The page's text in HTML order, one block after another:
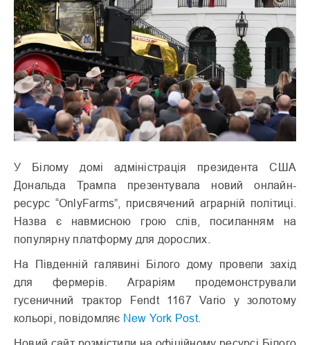
У Білому домі адміністрація президента США
Дональда Трампа презентувала новий онлайн-
ресурс “OnlyFarms”, присвячений аграрній політиці.
Назва є навмисною грою слів, посиланням на
популярну платформу для дорослих.
На Південній галявині Білого дому провели захід
для фермерів. Аграріям продемонстрували
гусеничний трактор Fendt 1167 Vario у золотому
кольорі, повідомляє New York Post.